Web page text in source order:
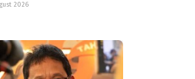
2026